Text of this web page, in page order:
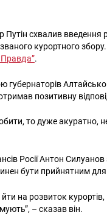
схвалив введення
курортного
Правда”.
губернаторів
позитивну
то дуже акуратно,
Росії Антон
бути прийнятним
йти на розвиток
– сказав він.